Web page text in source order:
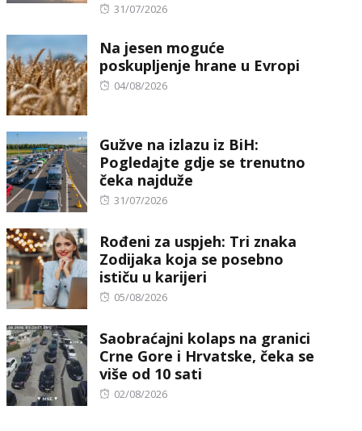
Posted
31/07/2026
Na jesen moguće
poskupljenje hrane u Evropi
Posted
04/08/2026
Gužve na izlazu iz BiH:
Pogledajte gdje se trenutno
čeka najduže
Posted
31/07/2026
Rođeni za uspjeh: Tri znaka
Zodijaka koja se posebno
ističu u karijeri
Posted
05/08/2026
Saobraćajni kolaps na granici
Crne Gore i Hrvatske, čeka se
više od 10 sati
Posted
02/08/2026